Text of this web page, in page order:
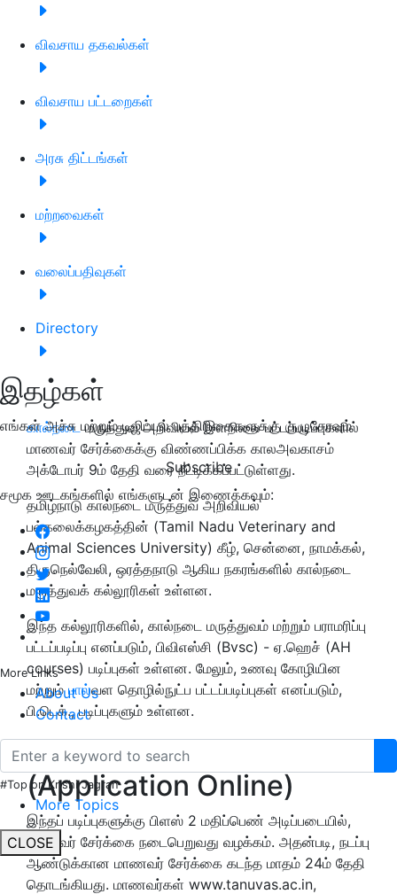
விவசாய தகவல்கள்
விவசாய பட்டறைகள்
அரசு திட்டங்கள்
மற்றவைகள்
வலைப்பதிவுகள்
Directory
இதழ்கள்
எங்கள் அச்சு மற்றும் டிஜிட்டல் பத்திரிகைகளுக்கு குழுசேரவும்
Subscribe
சமூக ஊடகங்களில் எங்களுடன் இணைக்கவும்:
More Links
About Us
Contact
#Top on Krishi Jagran
More Topics
CLOSE
கால்நடை மருத்துவ அறிவியல் இளநிலை பட்டப்படிப்புகளில்
மாணவர் சேர்க்கைக்கு விண்ணப்பிக்க காலஅவகாசம்
அக்டோபர் 9ம் தேதி வரை நீட்டிக்கப்பட்டுள்ளது.
தமிழ்நாடு கால்நடை மருத்துவ அறிவியல்
பல்கலைக்கழகத்தின் (Tamil Nadu Veterinary and
Animal Sciences University) கீழ், சென்னை, நாமக்கல்,
திருநெல்வேலி, ஒரத்தநாடு ஆகிய நகரங்களில் கால்நடை
மருத்துவக் கல்லூரிகள் உள்ளன.
இந்த கல்லூரிகளில், கால்நடை மருத்துவம் மற்றும் பராமரிப்பு
பட்டப்படிப்பு எனப்படும், பிவிஎஸ்சி (Bvsc) - ஏ.ஹெச் (AH
courses) படிப்புகள் உள்ளன. மேலும், உணவு கோழியின
மற்றும்பால்வள தொழில்நுட்ப பட்டப்படிப்புகள் எனப்படும்,
பி.டெக்., படிப்புகளும் உள்ளன.
ஆன்லைன் மூலம் பதிவிறக்கம்
(Application Online)
இந்தப் படிப்புகளுக்கு பிளஸ் 2 மதிப்பெண் அடிப்படையில்,
மாணவர் சேர்க்கை நடைபெறுவது வழக்கம். அதன்படி, நடப்பு
ஆண்டுக்கான மாணவர் சேர்க்கை கடந்த மாதம் 24ம் தேதி
தொடங்கியது. மாணவர்கள் www.tanuvas.ac.in,